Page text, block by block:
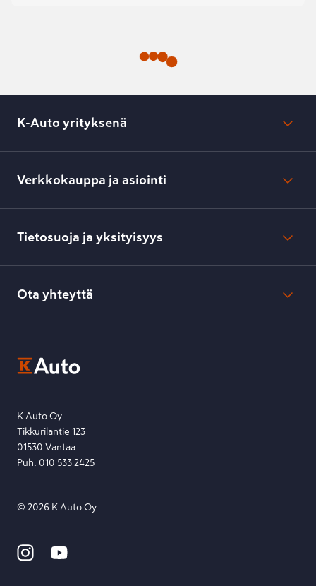
K-Auto yrityksenä
Lehdistötiedotteet
Toimipisteiden yhteystiedot
Verkkokauppa ja asiointi
Toimitustavat ja -kulut
Verkkokaupan peruuttamisilmoitus
Saavutettavuus
Tietosuoja ja yksityisyys
Kesko-konsernin verkkoselailurekisteri
K-Ryhmän evästekäytännöt
Ota yhteyttä
Etsi toimipiste
K Auto Oy
Tikkurilantie 123
01530 Vantaa
Puh. 010 533 2425
© 2026 K Auto Oy